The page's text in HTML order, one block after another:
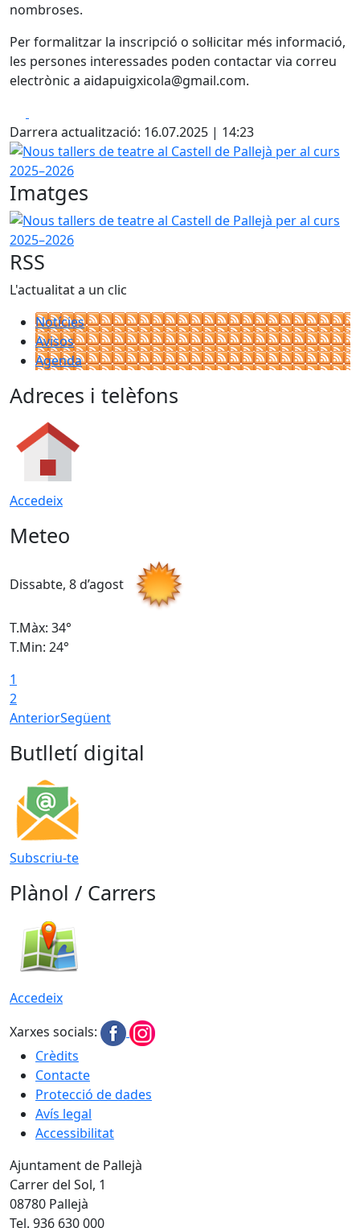
nombroses.
Per formalitzar la inscripció o sol·licitar més informació,
les persones interessades poden contactar via correu
electrònic a aidapuigxicola@gmail.com.
Darrera actualització: 16.07.2025 | 14:23
Nous tallers de teatre al Castell de Pallejà per al curs
Imatges
Nous tallers de teatre al Castell de Pallejà per al curs
RSS
L'actualitat a un clic
Notícies
Avisos
Agenda
Adreces i telèfons
Accedeix
Meteo
Dissabte, 8 d’agost
T.Màx: 34°
T.Min: 24°
1
2
AnteriorSegüent
Butlletí digital
Subscriu-te
Plànol / Carrers
Accedeix
Xarxes socials:
Crèdits
Contacte
Protecció de dades
Avís legal
Accessibilitat
Ajuntament de Pallejà
Carrer del Sol, 1
08780 Pallejà
Tel. 936 630 000